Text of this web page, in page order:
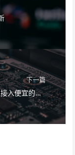
下一篇
Claude Code现在可以免费用！还可以接入便宜的国产大模型